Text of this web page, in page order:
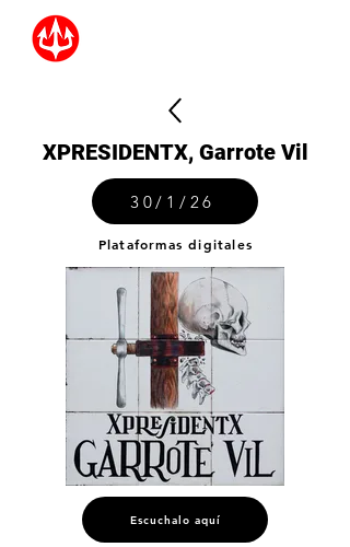
XPRESIDENTX, Garrote Vil
30/1/26
Plataformas digitales
Escuchalo aquí